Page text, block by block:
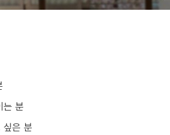
는 분
싶은 분